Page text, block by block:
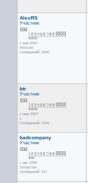
AlexRS
Участник
с янв 2007
Moscow
Сообщений: 1640
btr
Участник
с июн 2007
1
Сообщений: 1926
badcompany
Участник
с авг 2006
Татарстан
Сообщений: 427